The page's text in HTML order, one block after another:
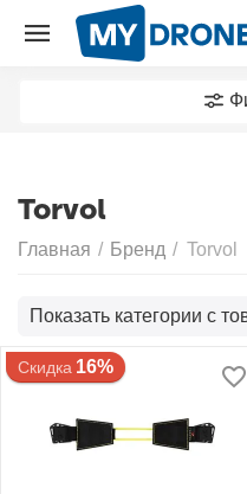
Torvol
Главная / Бренд / Torvol
Показать категории с
Скидка 16%